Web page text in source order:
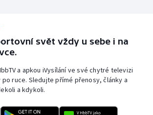
svět vždy u sebe i na
a apkou iVysílání ve své chytré televizi
ruce. Sledujte přímé přenosy, články a
a kdykoli.